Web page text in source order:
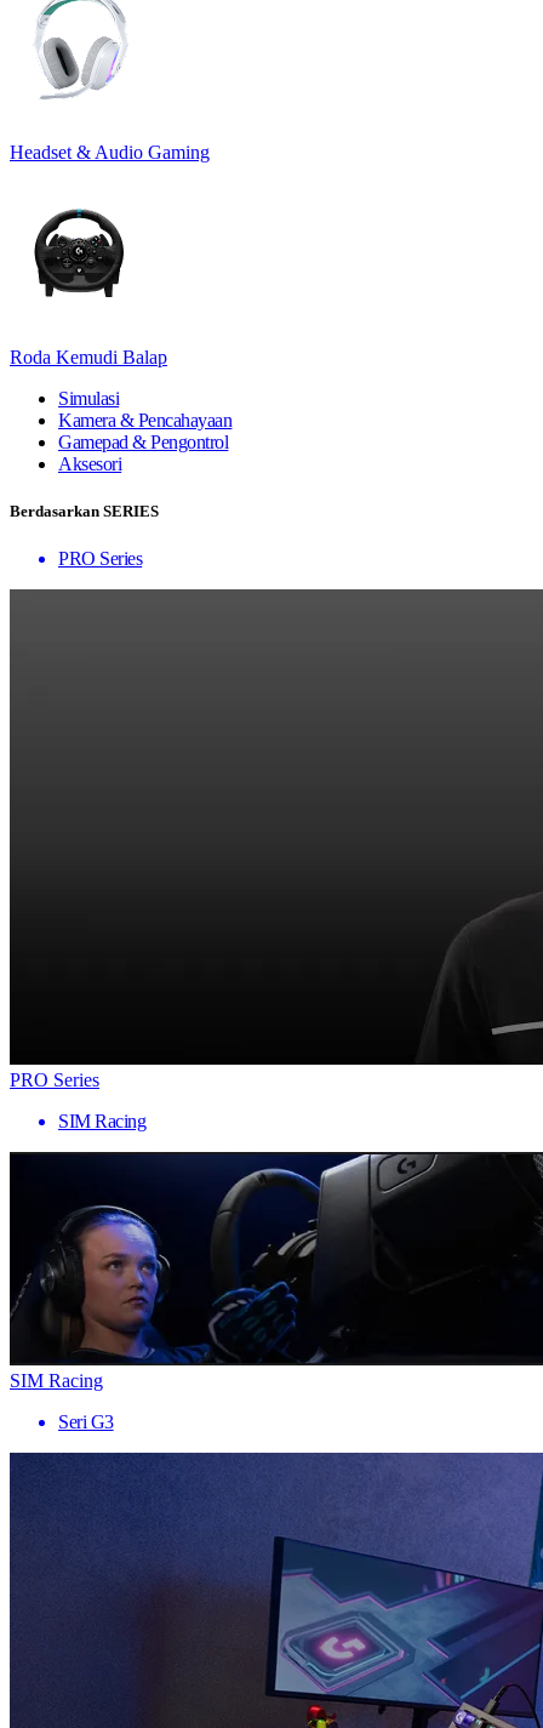
Headset & Audio Gaming
Roda Kemudi Balap
Simulasi
Kamera & Pencahayaan
Gamepad & Pengontrol
Aksesori
Berdasarkan SERIES
PRO Series
PRO Series
SIM Racing
SIM Racing
Seri G3